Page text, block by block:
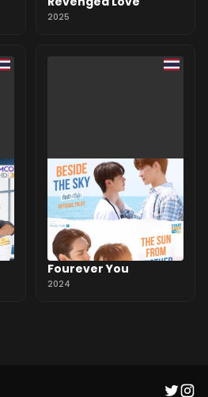
2025
Fourever You
2024